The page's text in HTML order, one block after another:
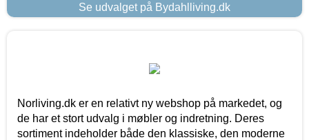
Se udvalget på Bydahlliving.dk
Norliving.dk er en relativt ny webshop på markedet, og
de har et stort udvalg i møbler og indretning. Deres
sortiment indeholder både den klassiske, den moderne